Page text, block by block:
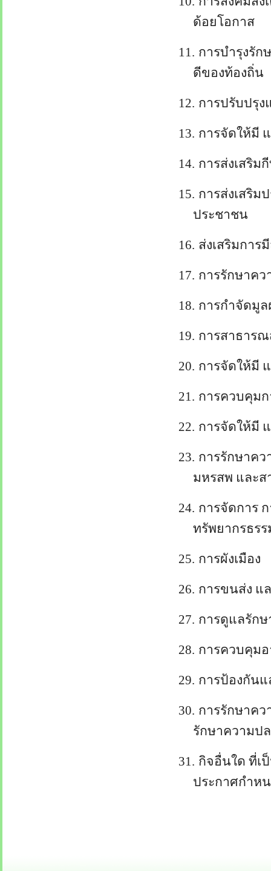
ด้อยโอกาส
11. การบำรุงรั
ดีของท้องถิ่น
12. การปรับปรุ
13. การจัดให้มี
14. การส่งเสริม
15. การส่งเสริม
ประชาชน
16. ส่งเสริมกา
17. การรักษาคว
18. การกำจัดมู
19. การสาธาร
20. การจัดให้มี
21. การควบคุมก
22. การจัดให้มี
23. การรักษาคว
มหรสพ และ
24. การจัดการ
ทรัพยากรธร
25. การผังเมือง
26. การขนส่ง แ
27. การดูแลรัก
28. การควบคุม
29. การป้องกัน
30. การรักษาคว
รักษาความป
31. กิจอื่นใด ที่เ
ประกาศกำห